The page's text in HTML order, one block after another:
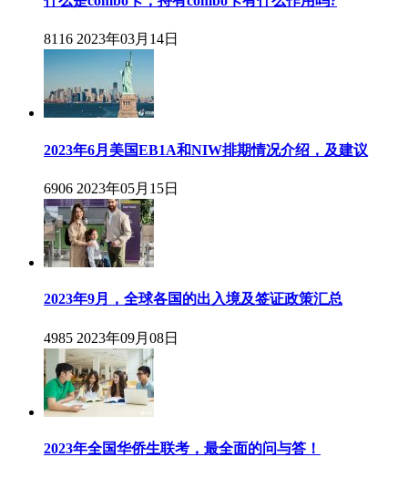
8116 2023年03月14日
2023年6月美国EB1A和NIW排期情况介绍，及建议
6906 2023年05月15日
2023年9月，全球各国的出入境及签证政策汇总
4985 2023年09月08日
2023年全国华侨生联考，最全面的问与答！